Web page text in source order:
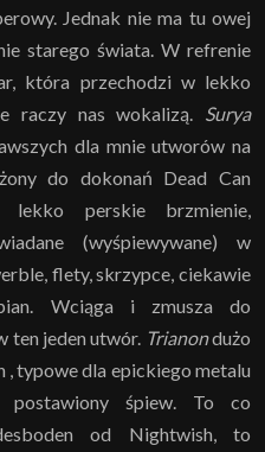
Jednak nie ma tu owej
starego świata. W refrenie
która przechodzi w lekko
raczy nas wokalizą.
Surya
dla mnie utworów na
do dokonań Dead Can
perskie brzmienie,
(wyśpiewywane) w
flety, skrzypce, ciekawie
Wciąga i zmusza do
ten jeden utwór. Trianondużo
typowe dla epickiego metalu
śpiew. To co
od Nightwish, to